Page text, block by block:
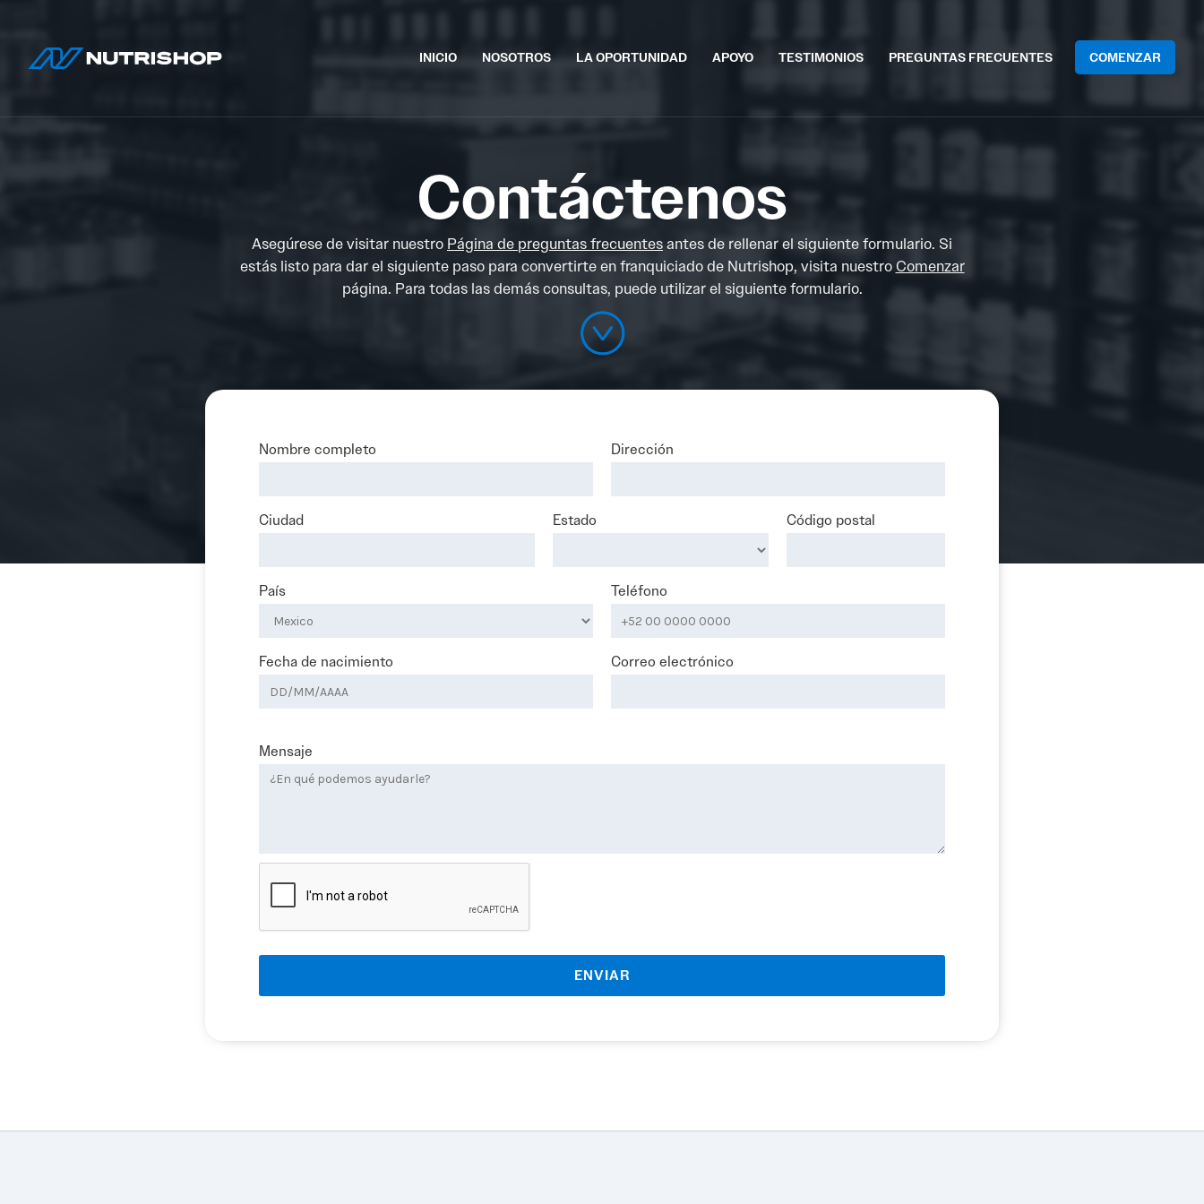
INICIO NOSOTROS LA OPORTUNIDAD APOYO TESTIMONIOS PREGUNTAS FRECUENTES COMENZAR
Contáctenos
Asegúrese de visitar nuestro Página de preguntas frecuentesantes de rellenar el siguiente formulario. Si
estás listo para dar el siguiente paso para convertirte en franquiciado de Nutrishop, visita nuestroComenzar
página. Para todas las demás consultas, puede utilizar el siguiente formulario.
Nombre completo Dirección
Ciudad Estado Código postal
País Teléfono
Fecha de nacimiento Correo electrónico
Mensaje